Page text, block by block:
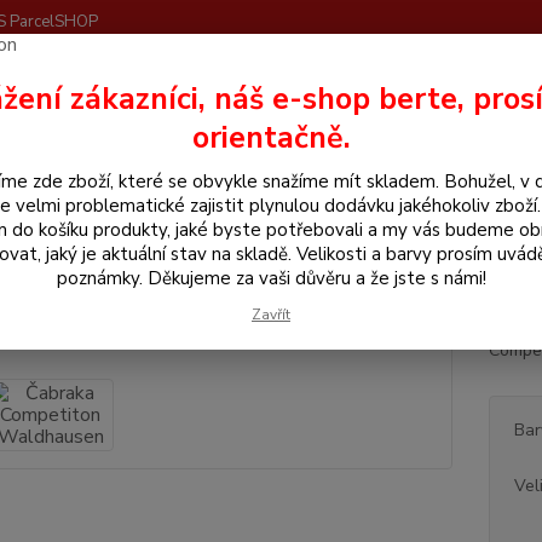
ParcelSHOP
Hledat
pro koně Masky, čabraky, náhubky Čabraka Competiton
Competiton Waldhausen
zákazníci, náš e-shop berte,
orientačně.
zde zboží, které se obvykle snažíme mít skladem. Bohužel, v
velmi problematické zajistit plynulou dodávku jakéhokoliv
do košíku produkty, jaké byste potřebovali a my vás budeme
jaký je aktuální stav na skladě. Velikosti a barvy prosím
poznámky. Děkujeme za vaši důvěru a že jste s námi!
Zavřít